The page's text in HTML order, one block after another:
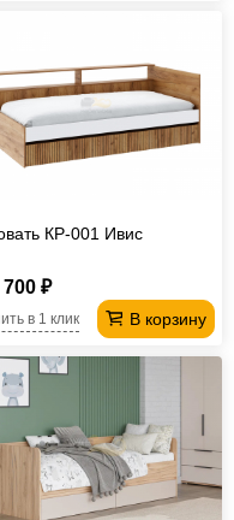
КР-001 Ивис
700 ₽
В корзину
в 1 клик